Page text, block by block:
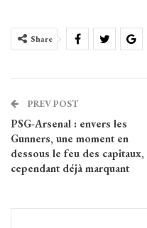
Share
PREV POST
PSG-Arsenal : envers les
Gunners, une moment en
dessous le feu des capitaux,
cependant déjà marquant